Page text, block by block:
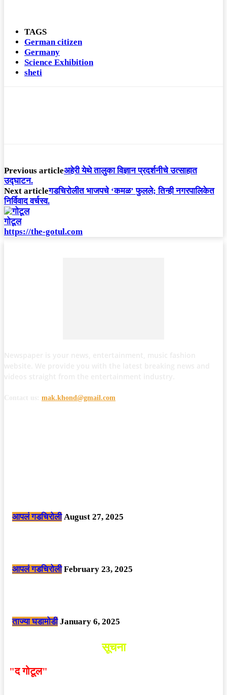
TAGS
German citizen
Germany
Science Exhibition
sheti
Previous articleअहेरी येथे तालुका विज्ञान प्रदर्शनीचे उत्साहात
उद्घाटन.
Next articleगडचिरोलीत भाजपचे ‘कमळ’ फुलले; तिन्ही नगरपालिकेत
निर्विवाद वर्चस्व.
गोटूल
https://the-gotul.com
mak.khond@gmail.com
आपलं गडचिरोली August 27, 2025
आपलं गडचिरोली February 23, 2025
ताज्या घडामोडी January 6, 2025
सूचना
"द गोटूल"